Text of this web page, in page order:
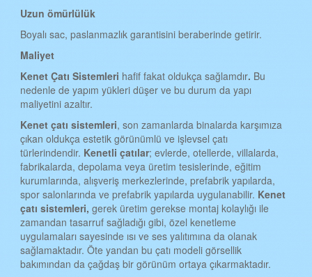
Uzun ömürlülük
Boyalı sac, paslanmazlık garantisini beraberinde getirir.
Maliyet
Kenet Çatı Sistemleri hafif fakat oldukça sağlamdır. Bu
nedenle de yapım yükleri düşer ve bu durum da yapı
maliyetini azaltır.
Kenet çatı sistemleri, son zamanlarda binalarda karşımıza
çıkan oldukça estetik görünümlü ve işlevsel çatı
türlerindendir. Kenetli çatılar; evlerde, otellerde, villalarda,
fabrikalarda, depolama veya üretim tesislerinde, eğitim
kurumlarında, alışveriş merkezlerinde, prefabrik yapılarda,
spor salonlarında ve prefabrik yapılarda uygulanabilir. Kenet
çatı sistemleri,gerek üretim gerekse montaj kolaylığı ile
zamandan tasarruf sağladığı gibi, özel kenetleme
uygulamaları sayesinde ısı ve ses yalıtımına da olanak
sağlamaktadır. Öte yandan bu çatı modeli görsellik
bakımından da çağdaş bir görünüm ortaya çıkarmaktadır.